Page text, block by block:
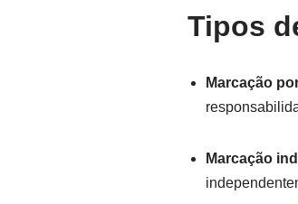
Tipos
Marcação
Marcação